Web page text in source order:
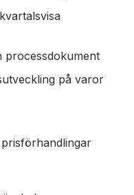
processdokument
på varor